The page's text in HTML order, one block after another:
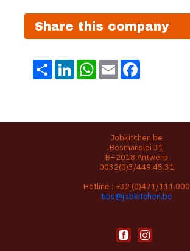
Share this company
Share LinkedInWhatsApp
Email
Jobkitchen.be
Bosmanslei 31
B–2018 Antwerp
0032(0)3/449.45.31
Hotline : +32 (0)471/111.000
tips@jobkitchen.be